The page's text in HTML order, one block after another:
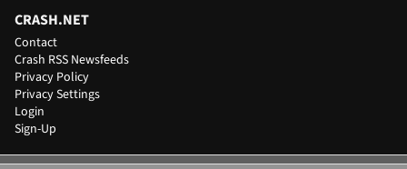
CRASH.NET
Contact
Crash RSS Newsfeeds
Privacy Policy
Privacy Settings
Login
Sign-Up